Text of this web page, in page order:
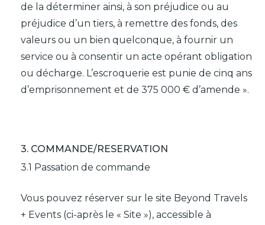
de la déterminer ainsi, à son préjudice ou au
préjudice d’un tiers, à remettre des fonds, des
valeurs ou un bien quelconque, à fournir un
service ou à consentir un acte opérant obligation
ou décharge. L’escroquerie est punie de cinq ans
d’emprisonnement et de 375 000 € d’amende ».
3. COMMANDE/RESERVATION
3.1 Passation de commande
Vous pouvez réserver sur le site Beyond Travels
+ Events (ci-après le « Site »), accessible à